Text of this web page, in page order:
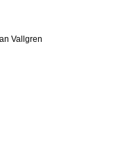
Vallgren